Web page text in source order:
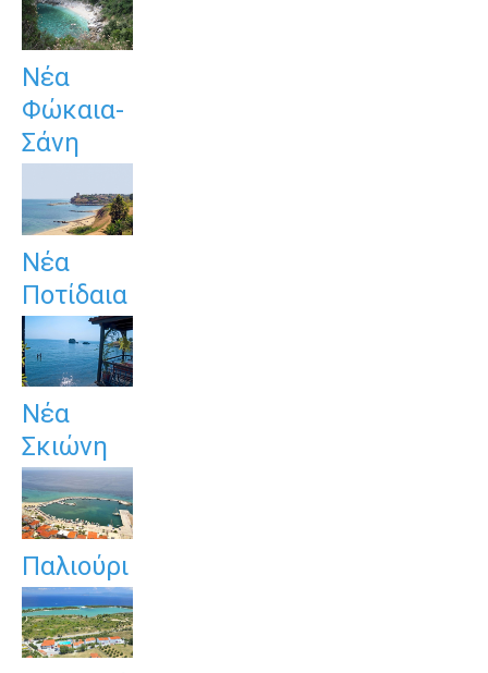
Νέα
Φώκαια-
Σάνη
Νέα
Ποτίδαια
Νέα
Σκιώνη
Παλιούρι